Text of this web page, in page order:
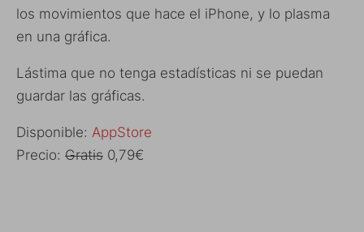
los movimientos que hace el iPhone, y lo plasma
en una gráfica.
Lástima que no tenga estadísticas ni se puedan
guardar las gráficas.
Disponible: AppStore
Precio: Gratis 0,79€